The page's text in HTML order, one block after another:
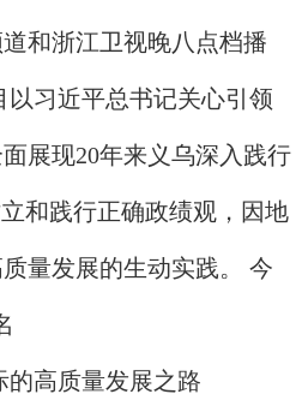
和浙江卫视晚八点档播
以习近平总书记关心引领
展现20年来义乌深入践行
和践行正确政绩观，因地
量发展的生动实践。 今
的高质量发展之路